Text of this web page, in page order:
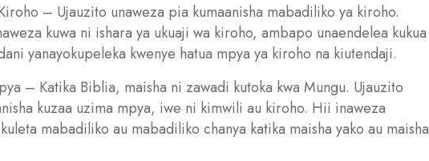
– Ujauzito unaweza pia kumaanisha mabadiliko ya kiroho.
kuwa ni ishara ya ukuaji wa kiroho, ambapo unaendelea kukua
yanayokupeleka kwenye hatua mpya ya kiroho na kiutendaji.
– Katika Biblia, maisha ni zawadi kutoka kwa Mungu. Ujauzito
kuzaa uzima mpya, iwe ni kimwili au kiroho. Hii inaweza
mabadiliko au mabadiliko chanya katika maisha yako au maisha